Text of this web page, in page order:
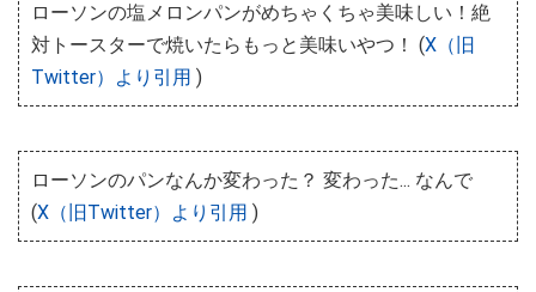
ローソンの塩メロンパンがめちゃくちゃ美味しい！絶
対トースターで焼いたらもっと美味いやつ！ (X（旧
Twitter）より引用 )
ローソンのパンなんか変わった？ 変わった... なんで
(X（旧Twitter）より引用 )